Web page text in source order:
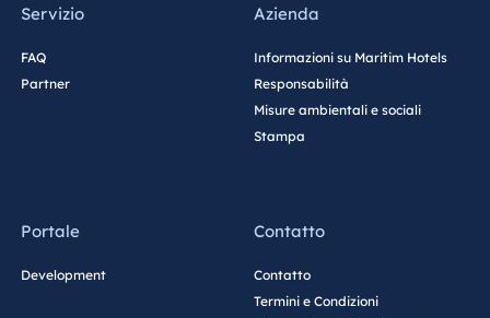
Servizio
FAQ
Partner
Azienda
Informazioni su Maritim Hotels
Responsabilità
Misure ambientali e sociali
Stampa
Portale
Development
Contatto
Contatto
Termini e Condizioni